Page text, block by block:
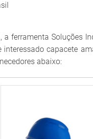
a ferramenta Soluções
interessado capacete
abaixo: